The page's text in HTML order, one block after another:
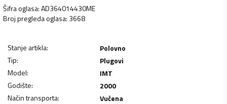
Šifra oglasa:AD364014430ME
Broj pregleda oglasa: 3668
Stanje artikla:
Polovno
Tip:
Plugovi
Model:
IMT
Godište:
2000
Način transporta:
Vučena